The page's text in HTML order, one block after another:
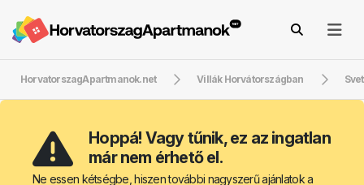
HorvatorszagApartmanok.net Villák Horvátországban
Hoppá! Vagy tűnik, ez az ingatlan
már nem érhető el.
Ne essen kétségbe, hiszen további nagyszerű ajánlatok a